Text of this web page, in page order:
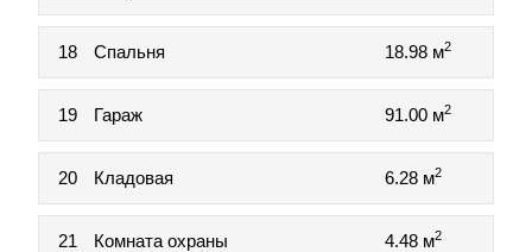
18 Спальня 18.98 м2
19 Гараж 91.00 м2
20 Кладовая 6.28 м2
21 Комната охраны 4.48 м2